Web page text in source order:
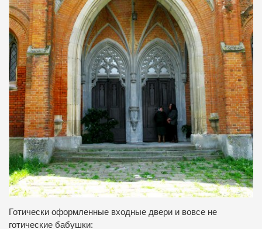
Готически оформленные входные двери и вовсе не
готические бабушки: